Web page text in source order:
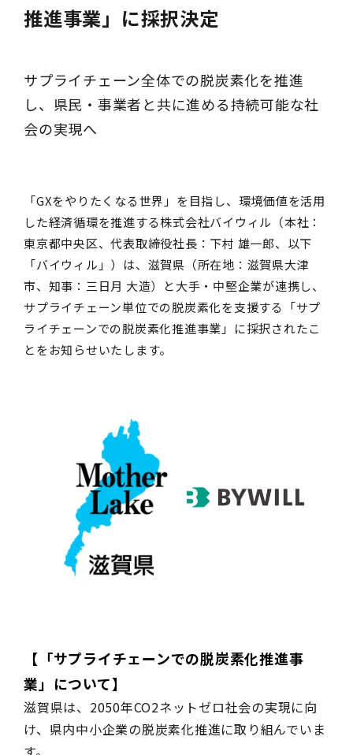
推進事業」に採択決定
サプライチェーン全体での脱炭素化を推進
し、県民・事業者と共に進める持続可能な社
会の実現へ
「GXをやりたくなる世界」を目指し、環境価値を活用
した経済循環を推進する株式会社バイウィル（本社：
東京都中央区、代表取締役社長：下村 雄一郎、以下
「バイウィル」）は、滋賀県（所在地：滋賀県大津
市、知事：三日月 大造）と大手・中堅企業が連携し、
サプライチェーン単位での脱炭素化を支援する「サプ
ライチェーンでの脱炭素化推進事業」に採択されたこ
とをお知らせいたします。
【「サプライチェーンでの脱炭素化推進事
業」について】
滋賀県は、2050年CO2ネットゼロ社会の実現に向
け、県内中小企業の脱炭素化推進に取り組んでいま
す。